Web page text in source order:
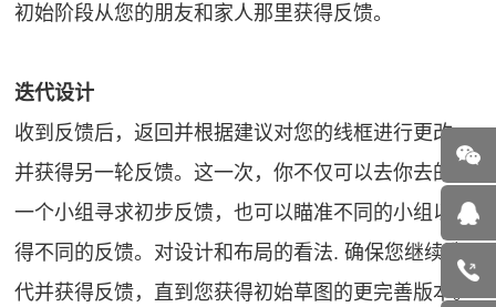
初始阶段从您的朋友和家人那里获得反馈。
迭代设计
收到反馈后，返回并根据建议对您的线框进行更改，
并获得另一轮反馈。这一次，你不仅可以去你去的同
一个小组寻求初步反馈，也可以瞄准不同的小组以获
得不同的反馈。对设计和布局的看法. 确保您继续迭
代并获得反馈，直到您获得初始草图的更完善版本。